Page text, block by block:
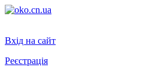
Вхід на сайт
Реєстрація